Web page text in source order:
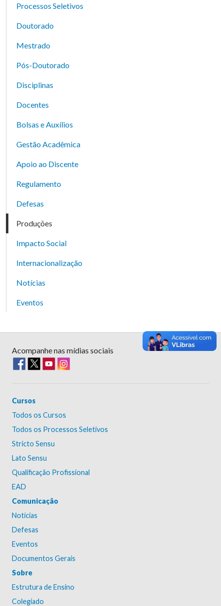
Processos Seletivos
Doutorado
Mestrado
Pós-Doutorado
Disciplinas
Docentes
Bolsas e Auxílios
Gestão Acadêmica
Apoio ao Discente
Regulamento
Defesas
Produções
Impacto Social
Internacionalização
Notícias
Eventos
Acompanhe nas mídias sociais
Cursos
Todos os Cursos
Todos os Processos Seletivos
Stricto Sensu
Lato Sensu
Qualificação Profissional
EAD
Comunicação
Notícias
Defesas
Eventos
Documentos Gerais
Sobre
Estrutura de Ensino
Colegiado